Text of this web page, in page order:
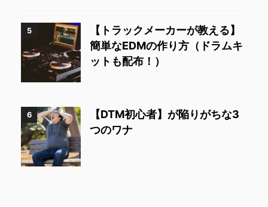
5
【トラックメーカーが教える】
簡単なEDMの作り方（ドラムキ
ットも配布！）
6
【DTM初心者】が陥りがちな3
つのワナ